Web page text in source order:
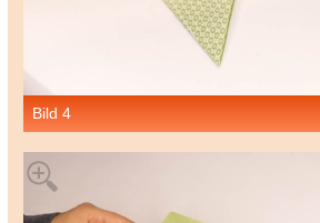
Bild 4